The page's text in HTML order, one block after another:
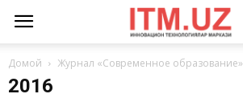
Домой Журнал «Современное образование»
2016